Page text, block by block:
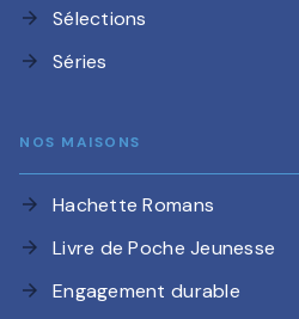
arrow_forward Sélections
arrow_forward Séries
NOS MAISONS
arrow_forward Hachette Romans
arrow_forward Livre de Poche Jeunesse
arrow_forward Engagement durable